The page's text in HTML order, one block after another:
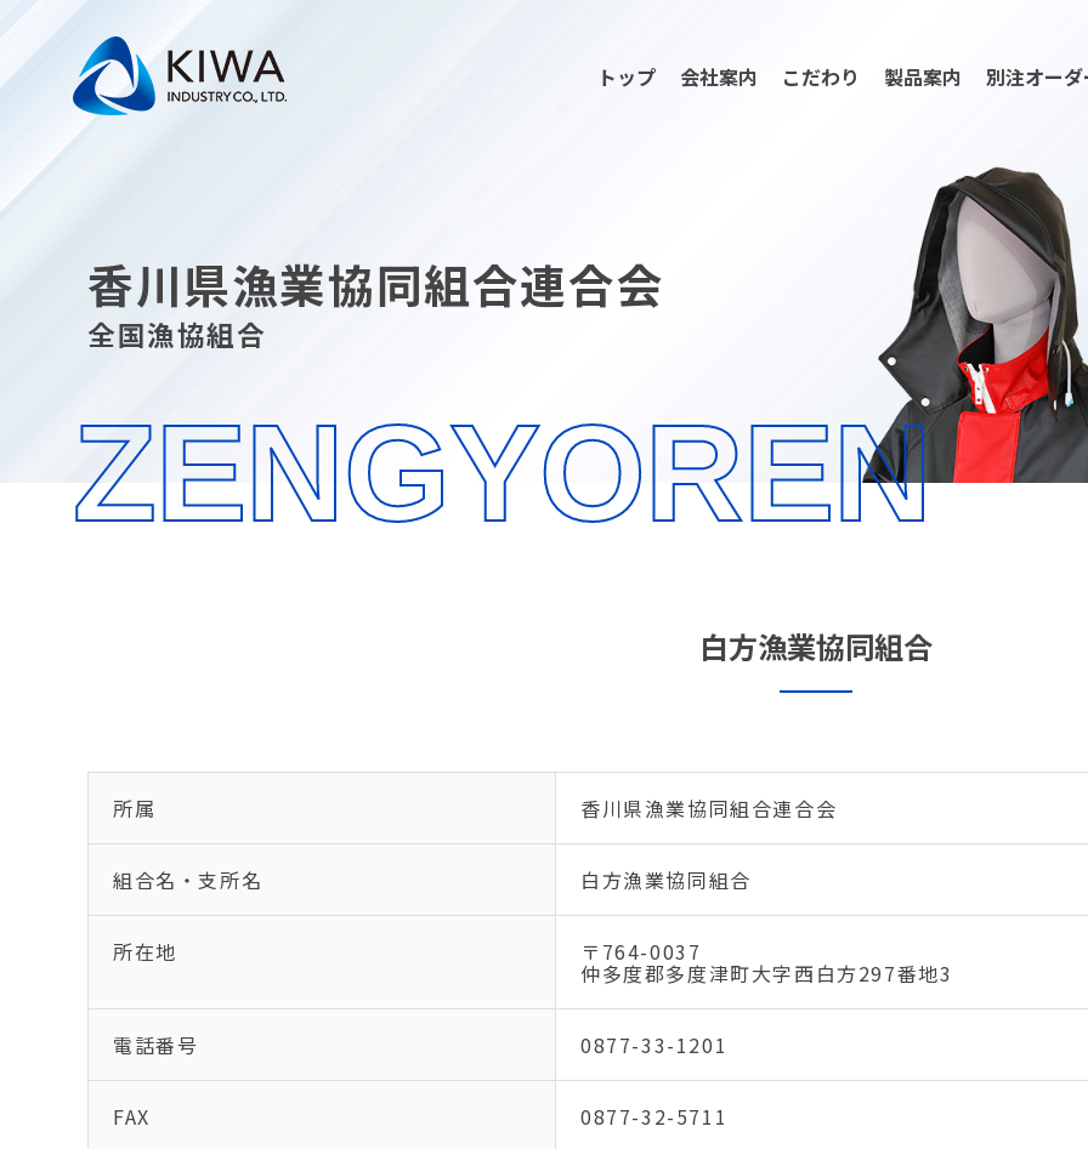
トップ 会社案内 こだわり 製品案内 別注オー
香川県漁業協同組合連合会
全国漁協組合
ZENGYOREN
白方漁業協同組合
所属 香川県漁業協同組合連合会
組合名・支所名 白方漁業協同組合
所在地 〒764-0037
仲多度郡多度津町大字西白方297番地3
電話番号 0877-33-1201
FAX 0877-32-5711